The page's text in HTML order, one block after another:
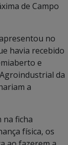
de Campo
no
havia recebido
e
da
a
na ficha
física, os